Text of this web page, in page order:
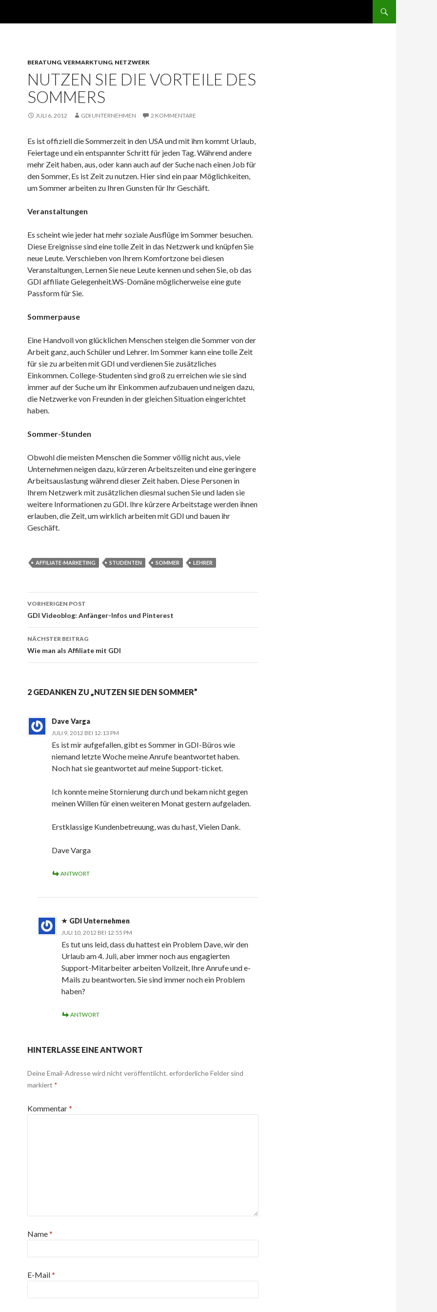
BERATUNG, VERMARKTUNG, NETZWERK
NUTZEN SIE DIE VORTEILE DES
SOMMERS
JULI 6, 2012 GDI UNTERNEHMEN 2 KOMMENTARE
Es ist offiziell die Sommerzeit in den USA und mit ihm kommt Urlaub,
Feiertage und ein entspannter Schritt für jeden Tag. Während andere
mehr Zeit haben, aus, oder kann auch auf der Suche nach einen Job für
den Sommer, Es ist Zeit zu nutzen. Hier sind ein paar Möglichkeiten,
um Sommer arbeiten zu Ihren Gunsten für Ihr Geschäft.
Veranstaltungen
Es scheint wie jeder hat mehr soziale Ausflüge im Sommer besuchen.
Diese Ereignisse sind eine tolle Zeit in das Netzwerk und knüpfen Sie
neue Leute. Verschieben von Ihrem Komfortzone bei diesen
Veranstaltungen, Lernen Sie neue Leute kennen und sehen Sie, ob das
GDI affiliate Gelegenheit.WS-Domäne möglicherweise eine gute
Passform für Sie.
Sommerpause
Eine Handvoll von glücklichen Menschen steigen die Sommer von der
Arbeit ganz, auch Schüler und Lehrer. Im Sommer kann eine tolle Zeit
für sie zu arbeiten mit GDI und verdienen Sie zusätzliches
Einkommen. College-Studenten sind groß zu erreichen wie sie sind
immer auf der Suche um ihr Einkommen aufzubauen und neigen dazu,
die Netzwerke von Freunden in der gleichen Situation eingerichtet
haben.
Sommer-Stunden
Obwohl die meisten Menschen die Sommer völlig nicht aus, viele
Unternehmen neigen dazu, kürzeren Arbeitszeiten und eine geringere
Arbeitsauslastung während dieser Zeit haben. Diese Personen in
Ihrem Netzwerk mit zusätzlichen diesmal suchen Sie und laden sie
weitere Informationen zu GDI. Ihre kürzere Arbeitstage werden ihnen
erlauben, die Zeit, um wirklich arbeiten mit GDI und bauen ihr
Geschäft.
AFFILIATE-MARKETING STUDENTEN SOMMER LEHRER
Beitragsnavigation
VORHERIGEN POST
GDI Videoblog: Anfänger-Infos und Pinterest
NÄCHSTER BEITRAG
Wie man als Affiliate mit GDI
2 GEDANKEN ZU „NUTZEN SIE DEN SOMMER”
Dave Varga
JULI 9, 2012 BEI 12:13 PM
Es ist mir aufgefallen, gibt es Sommer in GDI-Büros wie
niemand letzte Woche meine Anrufe beantwortet haben.
Noch hat sie geantwortet auf meine Support-ticket.
Ich konnte meine Stornierung durch und bekam nicht gegen
meinen Willen für einen weiteren Monat gestern aufgeladen.
Erstklassige Kundenbetreuung, was du hast, Vielen Dank.
Dave Varga
ANTWORT
GDI Unternehmen
JULI 10, 2012 BEI 12:55 PM
Es tut uns leid, dass du hattest ein Problem Dave, wir den
Urlaub am 4. Juli, aber immer noch aus engagierten
Support-Mitarbeiter arbeiten Vollzeit, Ihre Anrufe und e-
Mails zu beantworten. Sie sind immer noch ein Problem
haben?
ANTWORT
HINTERLASSE EINE ANTWORT
Deine Email-Adresse wird nicht veröffentlicht. erforderliche Felder sind
markiert *
Kommentar*
Name*
E-Mail*